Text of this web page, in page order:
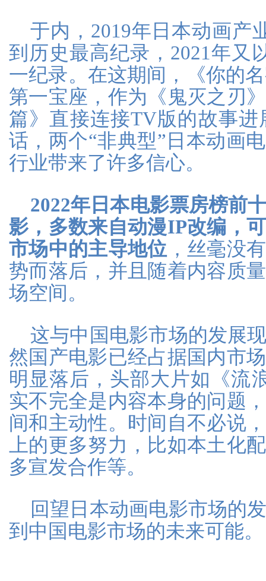
于内，2019年日本动画产
到历史最高纪录，2021年又
一纪录。在这期间，《你的
第一宝座，作为《鬼灭之刃
篇》直接连接TV版的故事
话，两个“非典型”日本动画
行业带来了许多信心。
2022年日本电影票房榜前
影，多数来自动漫IP改编，
市场中的主导地位 ，丝毫没
势而落后，并且随着内容质
场空间。
这与中国电影市场的发展
然国产电影已经占据国内市
明显落后，头部大片如《流
实不完全是内容本身的问题
间和主动性。时间自不必说
上的更多努力，比如本土化
多宣发合作等。
回望日本动画电影市场的
到中国电影市场的未来可能。